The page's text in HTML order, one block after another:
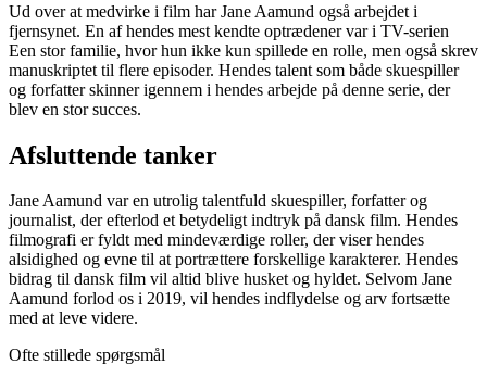
Ud over at medvirke i film har Jane Aamund også arbejdet i
fjernsynet. En af hendes mest kendte optrædener var i TV-serien
Een stor familie, hvor hun ikke kun spillede en rolle, men også skrev
manuskriptet til flere episoder. Hendes talent som både skuespiller
og forfatter skinner igennem i hendes arbejde på denne serie, der
blev en stor succes.
Afsluttende tanker
Jane Aamund var en utrolig talentfuld skuespiller, forfatter og
journalist, der efterlod et betydeligt indtryk på dansk film. Hendes
filmografi er fyldt med mindeværdige roller, der viser hendes
alsidighed og evne til at portrættere forskellige karakterer. Hendes
bidrag til dansk film vil altid blive husket og hyldet. Selvom Jane
Aamund forlod os i 2019, vil hendes indflydelse og arv fortsætte
med at leve videre.
Ofte stillede spørgsmål